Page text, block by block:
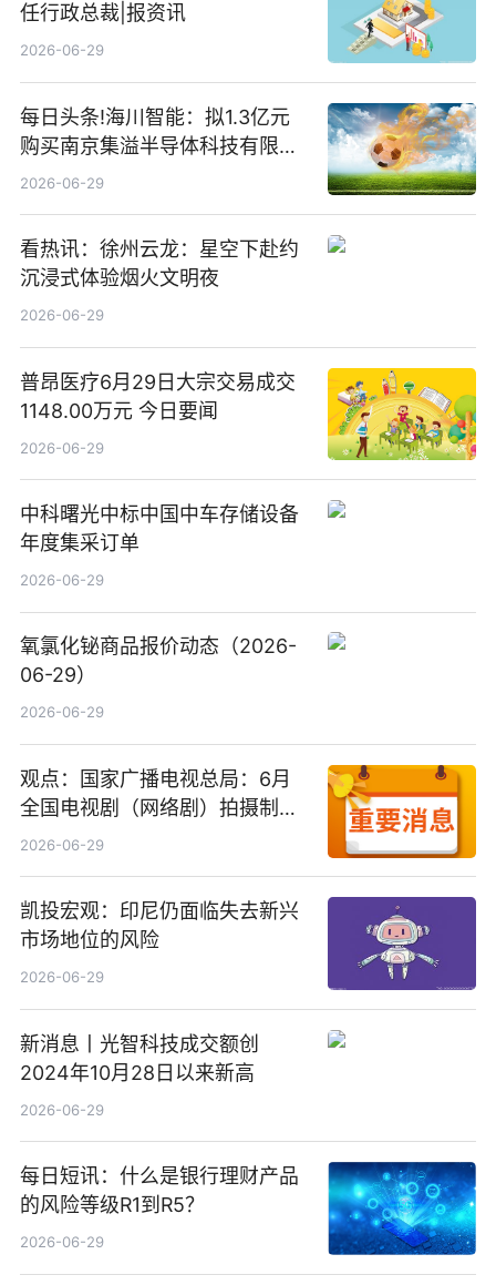
任行政总裁|报资讯
2026-06-29
每日头条!海川智能：拟1.3亿元
购买南京集溢半导体科技有限公
司15.3%股权
2026-06-29
看热讯：徐州云龙：星空下赴约
沉浸式体验烟火文明夜
2026-06-29
普昂医疗6月29日大宗交易成交
1148.00万元 今日要闻
2026-06-29
中科曙光中标中国中车存储设备
年度集采订单
2026-06-29
氧氯化铋商品报价动态（2026-
06-29）
2026-06-29
观点：国家广播电视总局：6月
全国电视剧（网络剧）拍摄制作
备案公示剧目197部
2026-06-29
凯投宏观：印尼仍面临失去新兴
市场地位的风险
2026-06-29
新消息丨光智科技成交额创
2024年10月28日以来新高
2026-06-29
每日短讯：什么是银行理财产品
的风险等级R1到R5？
2026-06-29